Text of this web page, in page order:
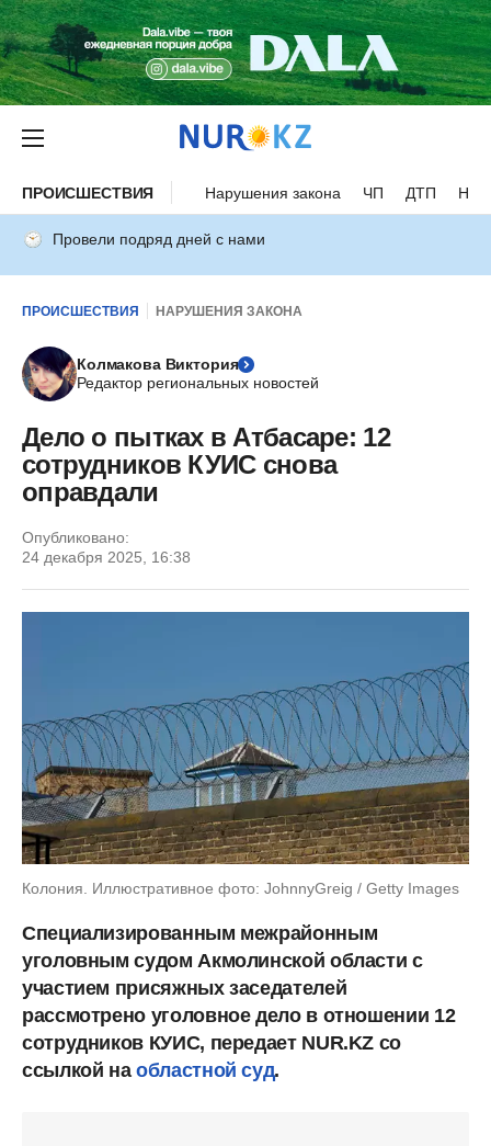
ПРОИСШЕСТВИЯ Нарушения закона ЧП ДТП
Провели подряд дней с нами
ПРОИСШЕСТВИЯ НАРУШЕНИЯ ЗАКОНА
Колмакова Виктория
Редактор региональных новостей
Дело о пытках в Атбасаре: 12
сотрудников КУИС снова
оправдали
Опубликовано:
24 декабря 2025, 16:38
Колония. Иллюстративное фото: JohnnyGreig / Getty Images
Специализированным межрайонным
уголовным судом Акмолинской области с
участием присяжных заседателей
рассмотрено уголовное дело в отношении 12
сотрудников КУИС, передает NUR.KZ со
ссылкой наобластной суд.